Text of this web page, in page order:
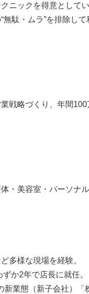
ニックを得意としてい
駄・ムラ”を排除し
戦略づくり、年間
・美容室・パーソナ
多様な現場を経験。
か2年で店長に就任。
業態（新子会社）